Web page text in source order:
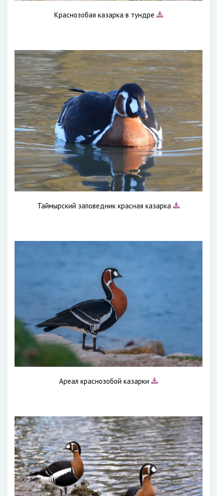
Краснозобая казарка в тундре
Таймырский заповедник красная казарка
Ареал краснозобой казарки